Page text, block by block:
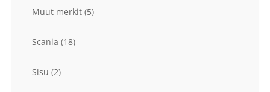
Muut merkit (5)
Scania (18)
Sisu (2)